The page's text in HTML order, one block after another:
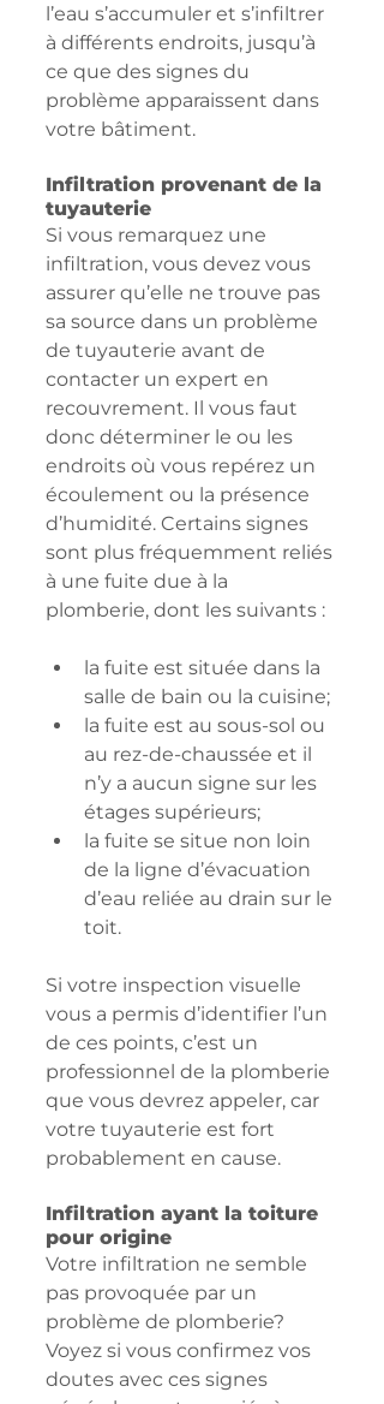
l’eau s’accumuler et s’infiltrer
à différents endroits, jusqu’à
ce que des signes du
problème apparaissent dans
votre bâtiment.
Infiltration provenant de la
tuyauterie
Si vous remarquez une
infiltration, vous devez vous
assurer qu’elle ne trouve pas
sa source dans un problème
de tuyauterie avant de
contacter un expert en
recouvrement. Il vous faut
donc déterminer le ou les
endroits où vous repérez un
écoulement ou la présence
d’humidité. Certains signes
sont plus fréquemment reliés
à une fuite due à la
plomberie, dont les suivants :
la fuite est située dans la
salle de bain ou la cuisine;
la fuite est au sous-sol ou
au rez-de-chaussée et il
n’y a aucun signe sur les
étages supérieurs;
la fuite se situe non loin
de la ligne d’évacuation
d’eau reliée au drain sur le
toit.
Si votre inspection visuelle
vous a permis d’identifier l’un
de ces points, c’est un
professionnel de la plomberie
que vous devrez appeler, car
votre tuyauterie est fort
probablement en cause.
Infiltration ayant la toiture
pour origine
Votre infiltration ne semble
pas provoquée par un
problème de plomberie?
Voyez si vous confirmez vos
doutes avec ces signes